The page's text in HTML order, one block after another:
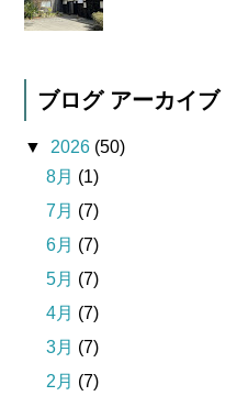
ブログ アーカイブ
▼ 2026 (50)
8月 (1)
7月 (7)
6月 (7)
5月 (7)
4月 (7)
3月 (7)
2月 (7)